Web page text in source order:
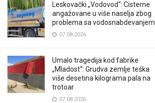
Leskovački „Vodovod“: Cisterne
angažovane u više naselja zbog
problema sa vodosnabdevanjem
07.08.2026.
Umalo tragedija kod fabrike
„Mladost“: Grudva zemlje teška
više desetina kilograma pala na
trotoar
07.08.2026.